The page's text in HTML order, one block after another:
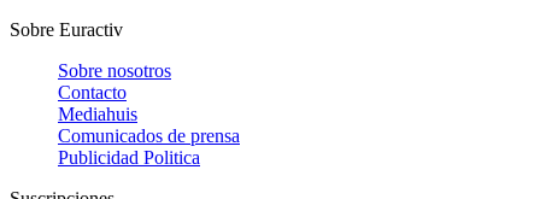
Sobre Euractiv
Sobre nosotros
Contacto
Mediahuis
Comunicados de prensa
Publicidad Politica